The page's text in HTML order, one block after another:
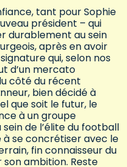
tant pour Sophie
président – qui
durablement au sein
après en avoir
qui, selon nos
d’un mercato
côté du récent
bien décidé à
que soit le futur, le
à un groupe
de l’élite du football
se concrétiser avec le
fin connaisseur du
ambition. Reste